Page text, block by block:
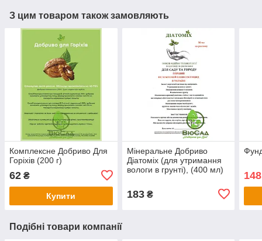
З цим товаром також замовляють
Комплексне Добриво Для
Горіхів (200 г)
62 ₴
Купити
Мінеральне Добриво
Діатоміх (для утримання
вологи в грунті), (400 мл)
183₴
Подібні товари компанії